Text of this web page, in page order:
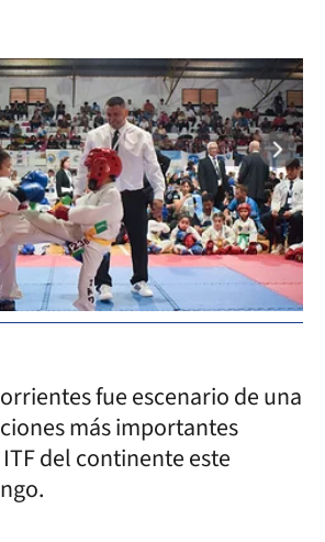
fue escenario de una
más importantes
del continente este